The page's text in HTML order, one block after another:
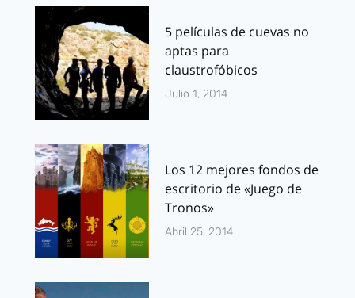
5 películas de cuevas no
aptas para
claustrofóbicos
Julio 1, 2014
Los 12 mejores fondos de
escritorio de «Juego de
Tronos»
Abril 25, 2014